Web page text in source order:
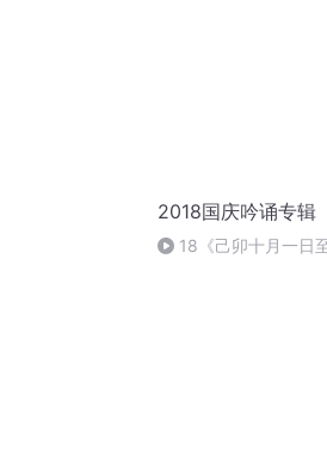
2018国庆吟诵专辑
18《己卯十月一日